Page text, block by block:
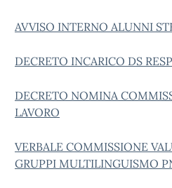
AVVISO INTERNO ALUNNI
DECRETO INCARICO DS
DECRETO NOMINA
LAVORO
VERBALE COMMISSIONE
GRUPPI MULTILINGUISMO